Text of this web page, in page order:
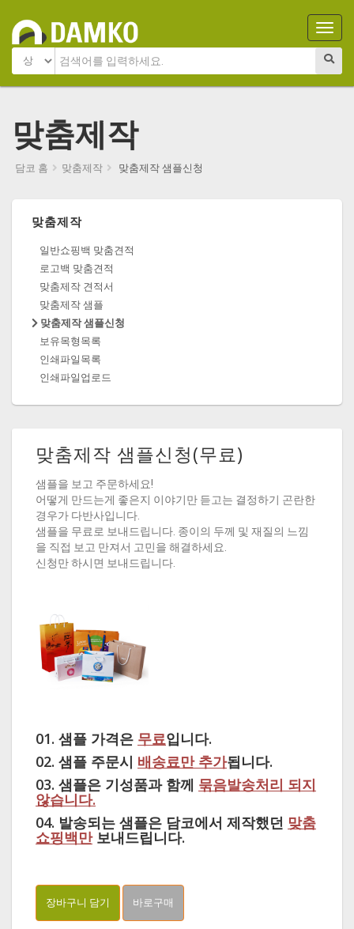
Main
Menu
맞춤제작
담코 홈 맞춤제작 맞춤제작 샘플신청
맞춤제작
일반쇼핑백 맞춤견적
로고백 맞춤견적
맞춤제작 견적서
맞춤제작 샘플
맞춤제작 샘플신청
보유목형목록
인쇄파일목록
인쇄파일업로드
맞춤제작 샘플신청(무료)
샘플을 보고 주문하세요!
어떻게 만드는게 좋은지 이야기만 듣고는 결정하기 곤란한
경우가 다반사입니다.
샘플을 무료로 보내드립니다. 종이의 두께 및 재질의 느낌
을 직접 보고 만져서 고민을 해결하세요.
신청만 하시면 보내드립니다.
01. 샘플 가격은 무료입니다.
02. 샘플 주문시 배송료만 추가됩니다.
03. 샘플은 기성품과 함께 묶음발송처리 되지
않습니다.
04. 발송되는 샘플은 담코에서 제작했던 맞춤
쇼핑백만보내드립니다.